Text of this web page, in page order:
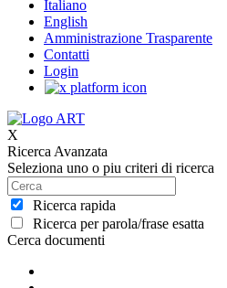
Italiano
English
Amministrazione Trasparente
Contatti
Login
X
Ricerca Avanzata
Seleziona uno o piu criteri di ricerca
Ricerca rapida
Ricerca per parola/frase esatta
Cerca documenti